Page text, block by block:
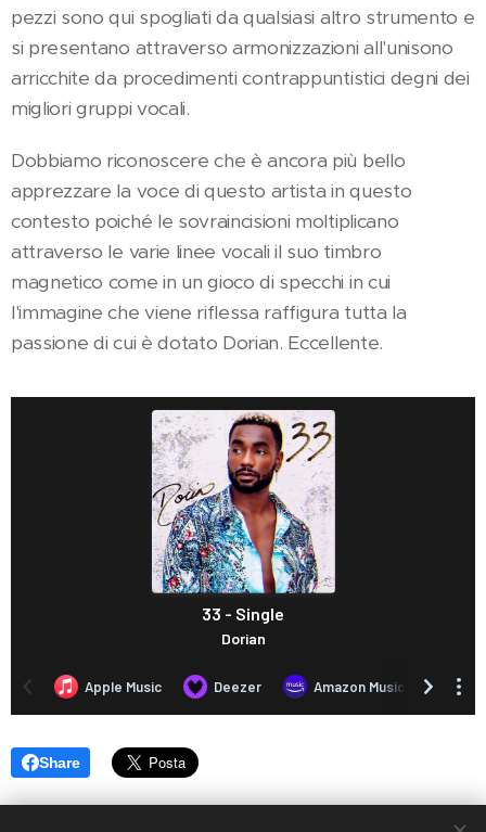
pezzi sono qui spogliati da qualsiasi altro strumento e
si presentano attraverso armonizzazioni all'unisono
arricchite da procedimenti contrappuntistici degni dei
migliori gruppi vocali.
Dobbiamo riconoscere che è ancora più bello
apprezzare la voce di questo artista in questo
contesto poiché le sovraincisioni moltiplicano
attraverso le varie linee vocali il suo timbro
magnetico come in un gioco di specchi in cui
l'immagine che viene riflessa raffigura tutta la
passione di cui è dotato Dorian. Eccellente.
Share